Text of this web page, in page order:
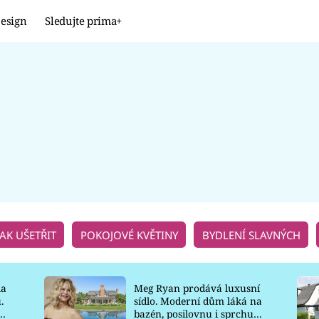
Sledujte prima+
UŠETŘIT POKOJOVÉ KVĚTINY BYDLENÍ SLAVNÝCH
Meg Ryan prodává luxusní
sídlo. Moderní dům láká na
bazén, posilovnu i sprchu